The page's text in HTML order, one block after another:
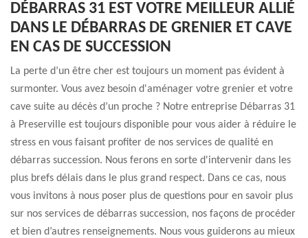
DÉBARRAS 31 EST VOTRE MEILLEUR ALLIÉ
DANS LE DÉBARRAS DE GRENIER ET CAVE
EN CAS DE SUCCESSION
La perte d’un être cher est toujours un moment pas évident à
surmonter. Vous avez besoin d'aménager votre grenier et votre
cave suite au décès d’un proche ? Notre entreprise Débarras 31
à Preserville est toujours disponible pour vous aider à réduire le
stress en vous faisant profiter de nos services de qualité en
débarras succession. Nous ferons en sorte d'intervenir dans les
plus brefs délais dans le plus grand respect. Dans ce cas, nous
vous invitons à nous poser plus de questions pour en savoir plus
sur nos services de débarras succession, nos façons de procéder
et bien d’autres renseignements. Nous vous guiderons au mieux